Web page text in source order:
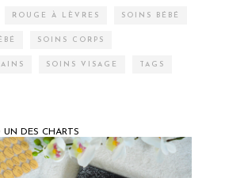
ROUGE À LÈVRES SOINS BÉBÉ
SOINS CORPS
SOINS VISAGE TAGS
UN DES CHARTS